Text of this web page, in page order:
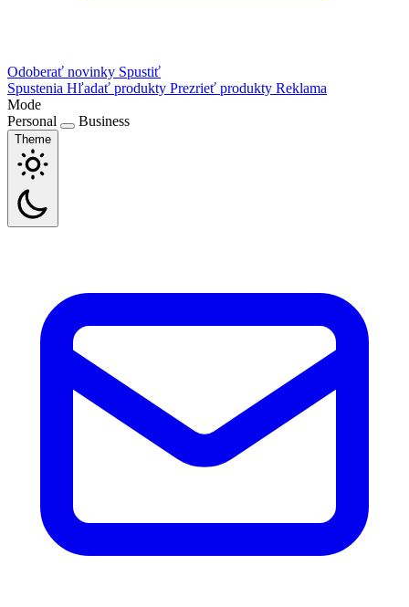
Odoberať novinky Spustiť
Spustenia Hľadať produkty Prezrieť produkty Reklama
Mode
Personal
Business
Theme